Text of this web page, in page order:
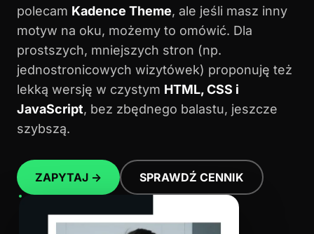
polecam Kadence Theme, ale jeśli masz inny
motyw na oku, możemy to omówić. Dla
prostszych, mniejszych stron (np.
jednostronicowych wizytówek) proponuję też
lekką wersję w czystym HTML, CSS i
JavaScript, bez zbędnego balastu, jeszcze
szybszą.
ZAPYTAJ → SPRAWDŹ CENNIK